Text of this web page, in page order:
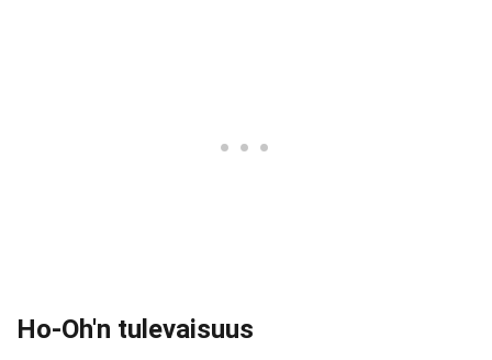
Ho-Oh'n tulevaisuus